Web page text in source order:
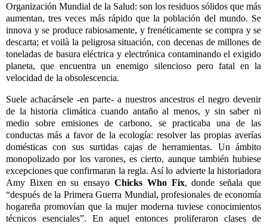
Organización Mundial de la Salud: son los residuos sólidos que más
aumentan, tres veces más rápido que la población del mundo. Se
innova y se produce rabiosamente, y frenéticamente se compra y se
descarta; et voilà la peligrosa situación, con decenas de millones de
toneladas de basura eléctrica y electrónica contaminando el exigido
planeta, que encuentra un enemigo silencioso pero fatal en la
velocidad de la obsolescencia.
Suele achacársele -en parte- a nuestros ancestros el negro devenir
de la historia climática cuando antaño al menos, y sin saber ni
medio sobre emisiones de carbono, se practicaba una de las
conductas más a favor de la ecología: resolver las propias averías
domésticas con sus surtidas cajas de herramientas. Un ámbito
monopolizado por los varones, es cierto, aunque también hubiese
excepciones que confirmaran la regla. Así lo advierte la historiadora
Amy Bixen en su ensayo Chicks Who Fix, donde señala que
“después de la Primera Guerra Mundial, profesionales de economía
hogareña promovían que la mujer moderna tuviese conocimientos
técnicos esenciales”. En aquel entonces proliferaron clases de